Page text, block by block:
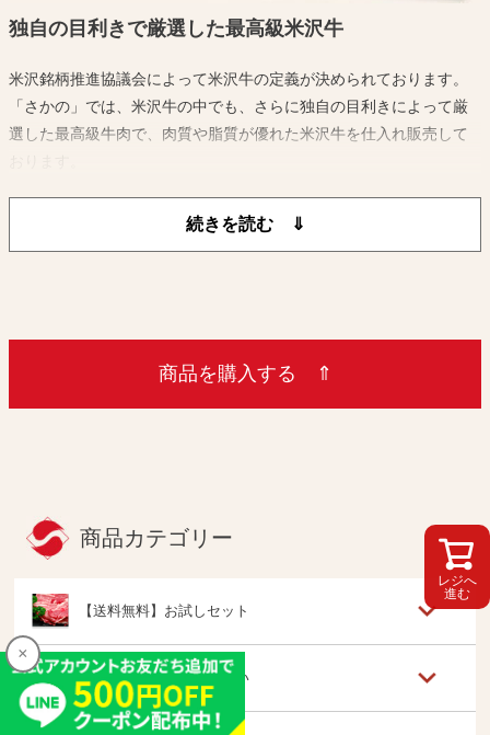
×
独自の目利きで厳選した最高級米沢牛
米沢銘柄推進協議会によって米沢牛の定義が決められております。
「さかの」では、米沢牛の中でも、さらに独自の目利きによって厳
選した最高級牛肉で、肉質や脂質が優れた米沢牛を仕入れ販売して
商品を購入する ⇑
レジへ
進む
商品カテゴリー
【送料無料】お試しセット
お得にお買物！まとめ買い